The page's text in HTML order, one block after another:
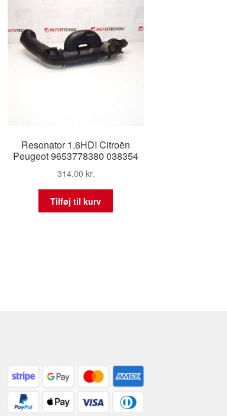
Resonator 1.6HDI Citroën
Peugeot 9653778380 038354
314,00 kr.
Tilføj til kurv